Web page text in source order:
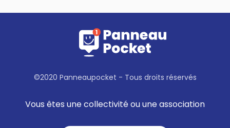
©2020 Panneaupocket - Tous droits réservés
Vous êtes une collectivité ou une association